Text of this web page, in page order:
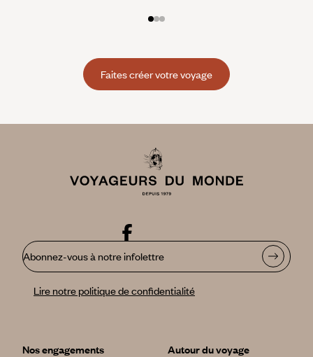
Faites créer votre voyage
Abonnez-vous à notre infolettre
Lire notre politique de confidentialité
Nos engagements
Autour du voyage